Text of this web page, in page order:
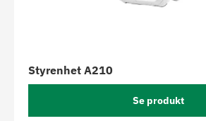
Styrenhet A210
Se produkt